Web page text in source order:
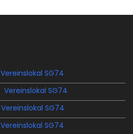
Vereinslokal SG74
Vereinslokal SG74
Vereinslokal SG74
Vereinslokal SG74